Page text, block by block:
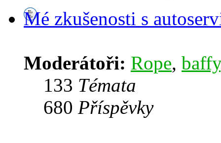
Mé zkušenosti s
Moderátoři: Rope, baffy
133 Témata
680 Příspěvky